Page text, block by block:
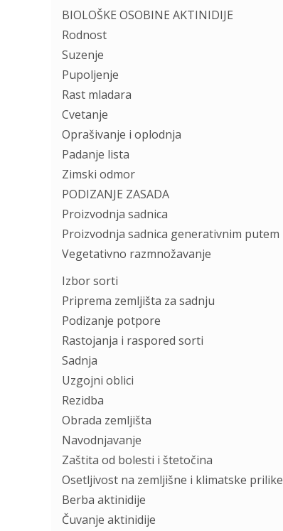
BIOLOŠKE OSOBINE AKTINIDIJE
Rodnost
Suzenje
Pupoljenje
Rast mladara
Cvetanje
Oprašivanje i oplodnja
Padanje lista
Zimski odmor
PODIZANJE ZASADA
Proizvodnja sadnica
Proizvodnja sadnica generativnim putem
Vegetativno razmnožavanje
Izbor sorti
Priprema zemljišta za sadnju
Podizanje potpore
Rastojanja i raspored sorti
Sadnja
Uzgojni oblici
Rezidba
Obrada zemljišta
Navodnjavanje
Zaštita od bolesti i štetočina
Osetljivost na zemljišne i klimatske prilike
Berba aktinidije
Čuvanje aktinidije